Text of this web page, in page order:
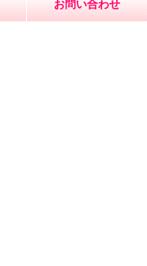
お問い合わせ